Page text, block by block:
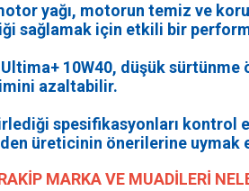
yağı, motorun temiz ve
sağlamak için etkili bir
10W40, düşük
azaltabilir.
spesifikasyonları kontrol
üreticinin önerilerine uymak
MARKA VE MUADİLERİ